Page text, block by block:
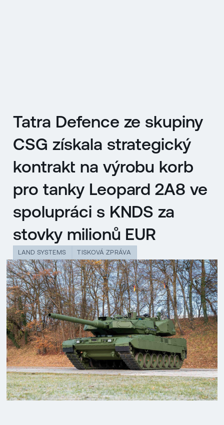
Tatra Defence ze skupiny
CSG získala strategický
kontrakt na výrobu korb
pro tanky Leopard 2A8 ve
spolupráci s KNDS za
stovky milionů EUR
LAND SYSTEMS TISKOVÁ ZPRÁVA